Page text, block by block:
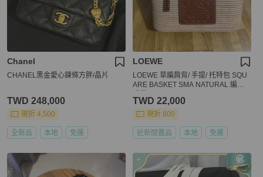
Chanel
CHANEL黑金愛心鍊條方胖/晶片
TWD 248,000
現折 4,500
全新品 本地 免運
LOEWE
LOEWE 草編肩背/ 手提/ 托特包 SQU
ARE BASKET SMA NATURAL 編織
TWD 22,000
現折 800
近新閒置品 本地 免運